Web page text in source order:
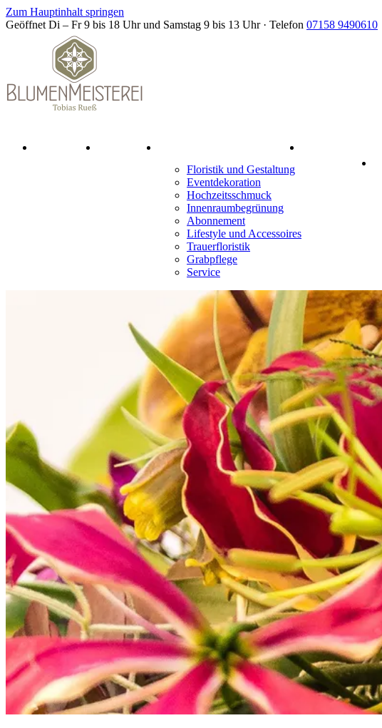
Zum Hauptinhalt springen
Geöffnet Di – Fr 9 bis 18 Uhr und Samstag 9 bis 13 Uhr · Telefon 07158 9490610
Floristik und Gestaltung
Eventdekoration
Hochzeitsschmuck
Innenraumbegrünung
Abonnement
Lifestyle und Accessoires
Trauerfloristik
Grabpflege
Service